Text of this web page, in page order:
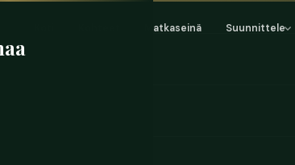
Matkaseinä Suunnittele